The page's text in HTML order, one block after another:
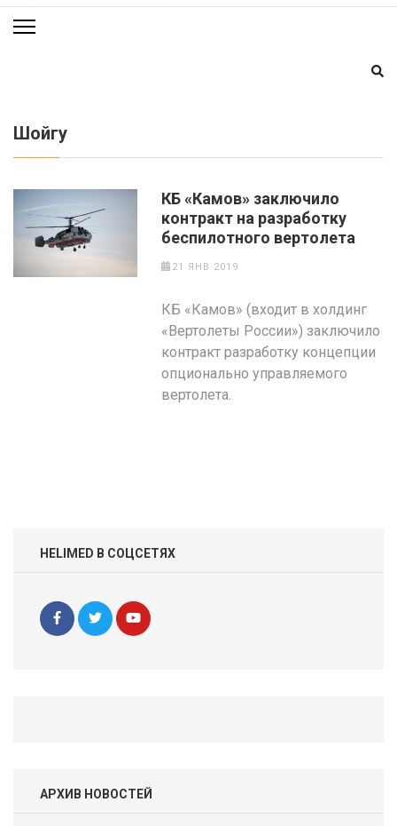
Шойгу
КБ «Камов» заключило
контракт на разработку
беспилотного вертолета
21 ЯНВ 2019
КБ «Камов» (входит в холдинг
«Вертолеты России») заключило
контракт разработку концепции
опционально управляемого
вертолета.
HELIMED В СОЦСЕТЯХ
АРХИВ НОВОСТЕЙ